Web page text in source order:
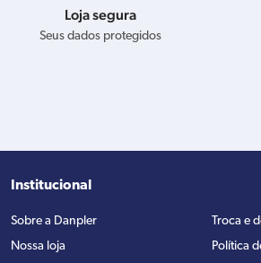
Loja segura
Seus dados protegidos
Institucional
Sobre a Danpler
Nossa loja
Troca e
Política